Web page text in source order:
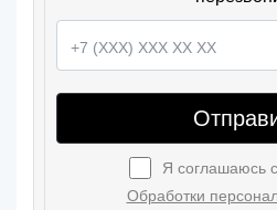
Я соглашаюсь
Обработки